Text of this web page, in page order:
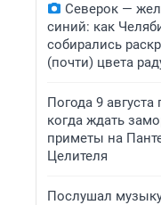
Северок —
синий: как
собирались
(почти) цвета
Погода 9 августа
когда ждать
приметы на
Целителя
Послушал